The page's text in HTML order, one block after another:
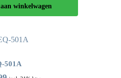
aan winkelwagen
501A